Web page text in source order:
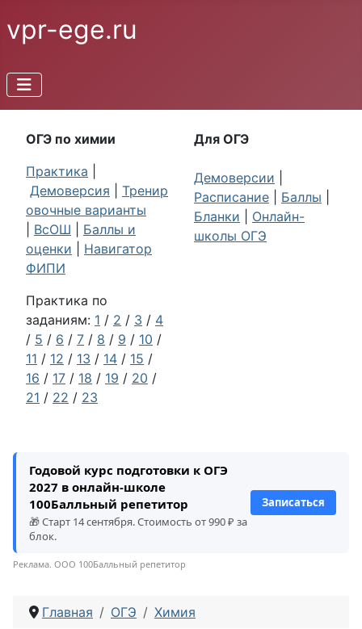
vpr-ege.ru
ОГЭ по химии
Практика
Демоверсия
Тренир
овочные варианты
ВсОШ
Баллы и
оценки
Навигатор
ФИПИ
Практика по
заданиям: 1 / 2 / 3 / 4
/ 5 / 6 / 7 / 8 / 9 / 10 /
11 / 12 / 13 / 14 / 15 /
16 / 17 / 18 / 19 / 20 /
21 / 22 / 23
Для ОГЭ
Демоверсии
Расписание
Баллы
Бланки
Онлайн-
школы ОГЭ
Годовой курс подготовки к ОГЭ
2027 в онлайн-школе
100Балльный репетитор
🎁 Старт 14 сентября. Стоимость от 990 ₽ за
блок.
Записаться
Реклама. ООО 100Балльный репетитор
Главная ОГЭ Химия